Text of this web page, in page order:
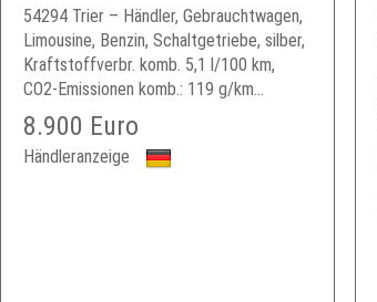
54294 Trier – Händler, Gebrauchtwagen,
Limousine, Benzin, Schaltgetriebe, silber,
Kraftstoffverbr. komb. 5,1 l/100 km,
CO2-Emissionen komb.: 119 g/km...
8.900 Euro
Händleranzeige